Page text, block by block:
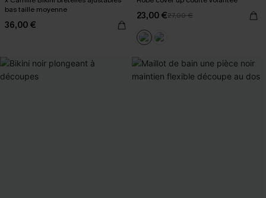
bas taille moyenne
36,00 €
23,00 €27,00 €